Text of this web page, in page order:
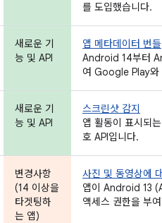
를 도입했습니다.
새로운 기
능 및 API
앱 메타데이터 번들
Android 14부터
여 Google Play와
새로운 기
능 및 API
스크린샷 감지
앱 활동이 표시되
호 API입니다.
변경사항
(14 이상을
타겟팅하
는 앱)
사진 및 동영상에
앱이 Android 13
액세스 권한을 부